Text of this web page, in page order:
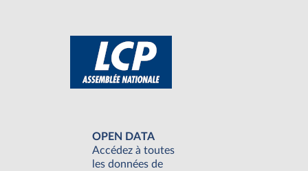
OPEN DATA
Accédez à toutes
les données de